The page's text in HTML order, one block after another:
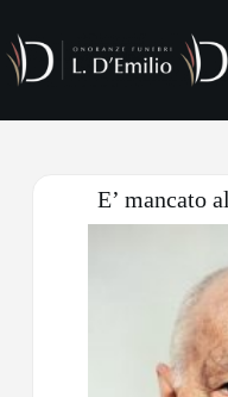
E’ mancato